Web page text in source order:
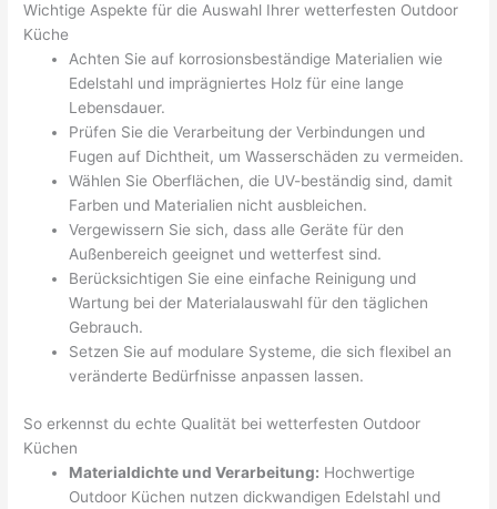
Wichtige Aspekte für die Auswahl Ihrer wetterfesten Outdoor
Küche
Achten Sie auf korrosionsbeständige Materialien wie
Edelstahl und imprägniertes Holz für eine lange
Lebensdauer.
Prüfen Sie die Verarbeitung der Verbindungen und
Fugen auf Dichtheit, um Wasserschäden zu vermeiden.
Wählen Sie Oberflächen, die UV-beständig sind, damit
Farben und Materialien nicht ausbleichen.
Vergewissern Sie sich, dass alle Geräte für den
Außenbereich geeignet und wetterfest sind.
Berücksichtigen Sie eine einfache Reinigung und
Wartung bei der Materialauswahl für den täglichen
Gebrauch.
Setzen Sie auf modulare Systeme, die sich flexibel an
veränderte Bedürfnisse anpassen lassen.
So erkennst du echte Qualität bei wetterfesten Outdoor
Küchen
Materialdichte und Verarbeitung: Hochwertige
Outdoor Küchen nutzen dickwandigen Edelstahl und